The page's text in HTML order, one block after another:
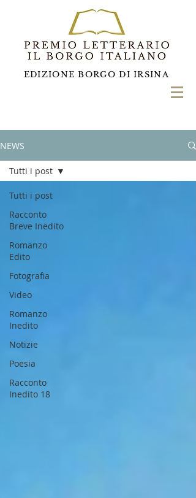
EDIZIONE BORGO DI IRSINA
NEWS
Tutti i post
Racconto
Breve Inedito
Romanzo
Edito
Fotografia
Video
Romanzo
Inedito
Notizie
Poesia
Racconto
Inedito 18
Tutti i post